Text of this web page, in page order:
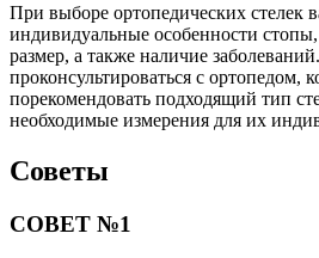
При выборе ортопедических стелек
индивидуальные особенности
размер, а также наличие
проконсультироваться с ортопедом,
порекомендовать подходящий тип
необходимые измерения для их
Советы
СОВЕТ №1